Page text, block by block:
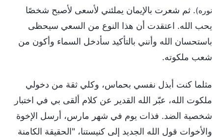
نوره). ثم شعرت بالإيمان يملئني لأسعى لأصبح شخصًا
يحب الله. اعتقدت أن هذا النوع من السعي سيحظى
باستحسان الله وأنني بالتأكيد سأدخل السماء وأكون من
شعب ملكوته.
مثلما كنت أبذل نفسي بحماس، وكلي ثقة من دخولي
ملكوت الله، عبّر الله القدير عن كلام ألقى بي في اختبار
شخصية الضد. فذات يوم في شهر مارس، أرسل الإخوة
والأخوات قول الله الجديد إلى كنيستنا، "الحقيقة الكامنة